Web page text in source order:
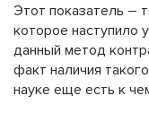
Этот показатель –
которое наступило
данный метод
факт наличия
науке еще есть к